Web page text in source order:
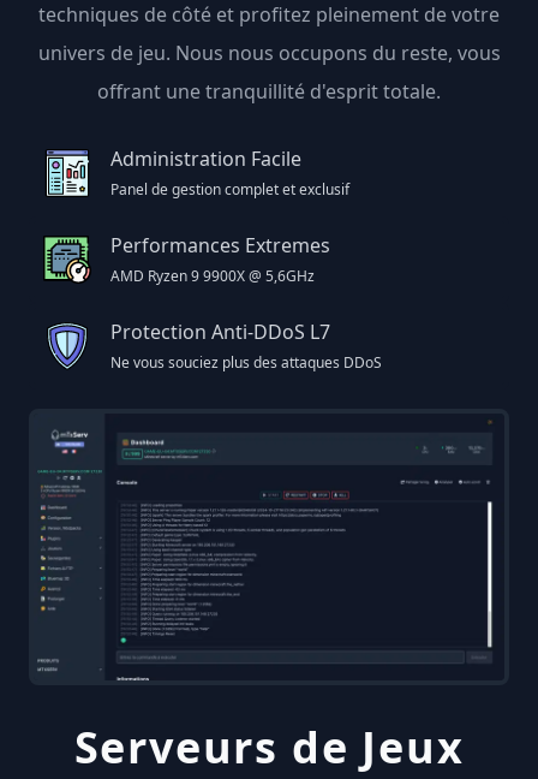
techniques de côté et profitez pleinement de votre
univers de jeu. Nous nous occupons du reste, vous
offrant une tranquillité d'esprit totale.
Administration Facile
Panel de gestion complet et exclusif
Performances Extremes
AMD Ryzen 9 9900X @ 5,6GHz
Protection Anti-DDoS L7
Ne vous souciez plus des attaques DDoS
Serveurs de Jeux